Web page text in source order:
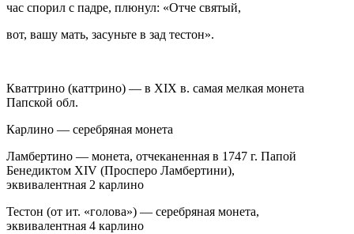
час спорил с падре, плюнул: «Отче святый,
вот, вашу мать, засуньте в зад тестон».
Кваттрино (каттрино) — в XIX в. самая мелкая монета
Папской обл.
Карлино — серебряная монета
Ламбертино — монета, отчеканенная в 1747 г. Папой
Бенедиктом XIV (Просперо Ламбертини),
эквивалентная 2 карлино
Тестон (от ит. «голова») — серебряная монета,
эквивалентная 4 карлино